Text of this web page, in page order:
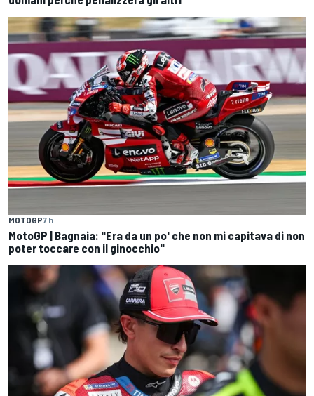
MOTOGP7 h
MotoGP | Bagnaia: "Era da un po' che non mi capitava di non
poter toccare con il ginocchio"